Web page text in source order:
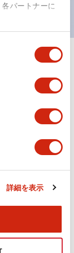
パートナーに
詳細を表示
すべて展開+